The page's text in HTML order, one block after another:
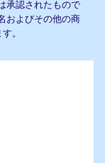
承認されたもので
およびその他の商
。